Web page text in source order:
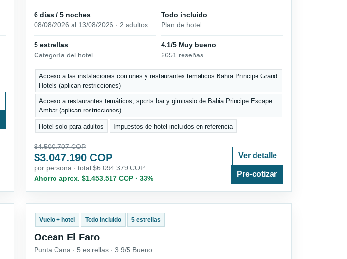
6 días / 5 noches
08/08/2026 al 13/08/2026 · 2 adultos
Todo incluido
Plan de hotel
5 estrellas
Categoría del hotel
4.1/5 Muy bueno
2651 reseñas
Acceso a las instalaciones comunes y restaurantes temáticos Bahía Príncipe Grand
Hotels (aplican restricciones)
Acceso a restaurantes temáticos, sports bar y gimnasio de Bahia Principe Escape
Ambar (aplican restricciones)
Hotel solo para adultos Impuestos de hotel incluidos en referencia
$4.500.707 COP
$3.047.190 COP
por persona · total $6.094.379 COP
Ahorro aprox. $1.453.517 COP · 33%
Ver detalle
Pre-cotizar
Vuelo + hotel Todo incluido 5 estrellas
Ocean El Faro
Punta Cana · 5 estrellas · 3.9/5 Bueno